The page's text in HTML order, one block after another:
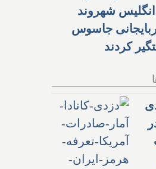
انگلیس شهروند
جاسوس
کردند